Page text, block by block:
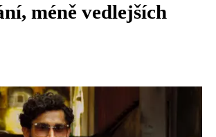
méně vedlejších